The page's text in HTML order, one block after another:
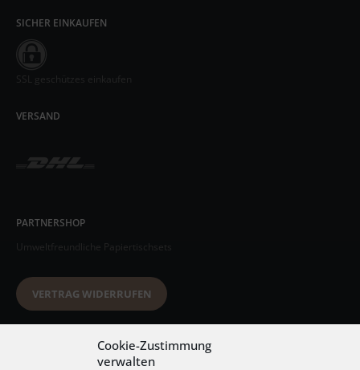
Cookie-Zustimmung
verwalten
SICHER EINKAUFEN
SSL geschützes einkaufen
VERSAND
PARTNERSHOP
Umweltfreundliche Papiertischsets
VERTRAG WIDERRUFEN
Datenschutzerklärung